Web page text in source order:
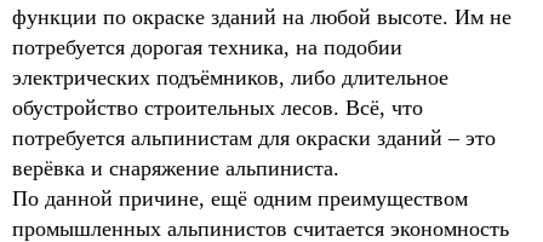
функции по окраске зданий на любой высоте. Им не
потребуется дорогая техника, на подобии
электрических подъёмников, либо длительное
обустройство строительных лесов. Всё, что
потребуется альпинистам для окраски зданий – это
верёвка и снаряжение альпиниста.
По данной причине, ещё одним преимуществом
промышленных альпинистов считается экономность